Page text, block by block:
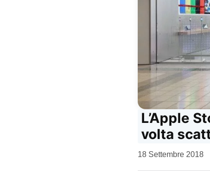
L’Apple
volta
da
18 Settembre 2018